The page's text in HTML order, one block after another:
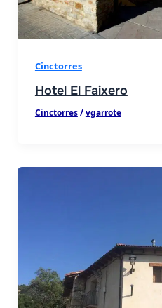
Cinctorres
Hotel El Faixero
Cinctorres/vgarrote